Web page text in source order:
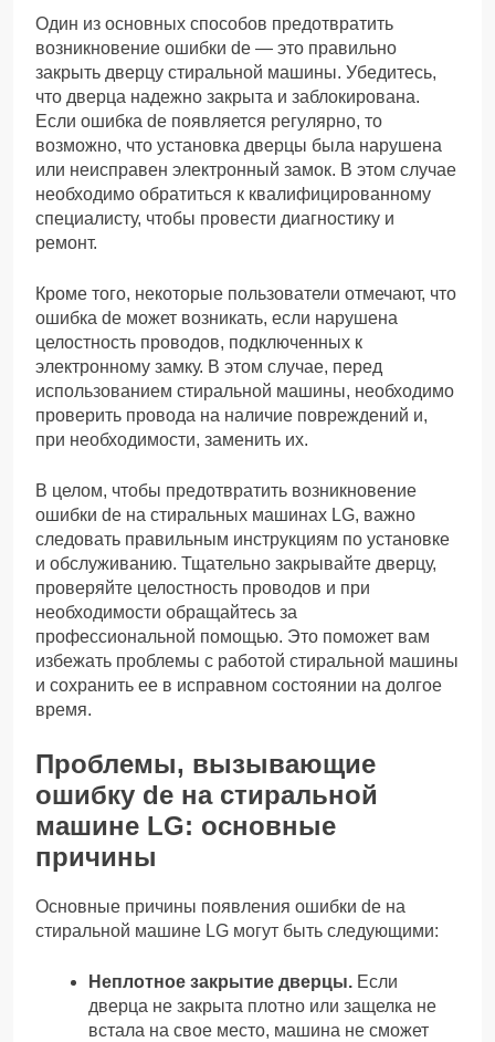
Один из основных способов предотвратить
возникновение ошибки de — это правильно
закрыть дверцу стиральной машины. Убедитесь,
что дверца надежно закрыта и заблокирована.
Если ошибка de появляется регулярно, то
возможно, что установка дверцы была нарушена
или неисправен электронный замок. В этом случае
необходимо обратиться к квалифицированному
специалисту, чтобы провести диагностику и
ремонт.
Кроме того, некоторые пользователи отмечают, что
ошибка de может возникать, если нарушена
целостность проводов, подключенных к
электронному замку. В этом случае, перед
использованием стиральной машины, необходимо
проверить провода на наличие повреждений и,
при необходимости, заменить их.
В целом, чтобы предотвратить возникновение
ошибки de на стиральных машинах LG, важно
следовать правильным инструкциям по установке
и обслуживанию. Тщательно закрывайте дверцу,
проверяйте целостность проводов и при
необходимости обращайтесь за
профессиональной помощью. Это поможет вам
избежать проблемы с работой стиральной машины
и сохранить ее в исправном состоянии на долгое
время.
Проблемы, вызывающие
ошибку de на стиральной
машине LG: основные
причины
Основные причины появления ошибки de на
стиральной машине LG могут быть следующими:
Неплотное закрытие дверцы. Если
дверца не закрыта плотно или защелка не
встала на свое место, машина не сможет